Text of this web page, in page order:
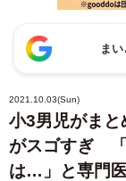
ま
2021.10.03(Sun)
小3男児がま
がスゴすぎ 「
は…」と専門